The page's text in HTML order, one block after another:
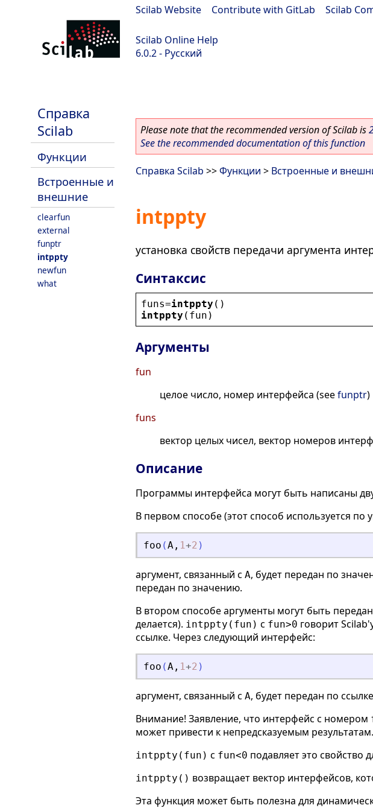
Scilab Website Contribute with GitLab Scilab
Scilab Online Help
6.0.2 - Русский
Справка
Scilab
Функции
Встроенные и
внешние
clearfun
external
funptr
intppty
newfun
what
Please note that the recommended version of Scilab is
See the recommended documentation of this function
Справка Scilab >>Функции > Встроенные и
intppty
установка свойств передачи аргумента
Синтаксис
funs=intppty ()
intppty ( fun )
Аргументы
fun
целое число, номер интерфейса (seefunptr)
funs
вектор целых чисел, вектор номеров
Описание
Программы интерфейса могут быть написаны
В первом способе (этот способ используется
foo (A , 1+2 )
аргумент, связанный с A, будет передан по
передан по значению.
В втором способе аргументы могут быть
делается). intppty(fun) с fun>0 говорит
ссылке. Через следующий интерфейс:
foo (A , 1+2 )
аргумент, связанный с A, будет передан по
Внимание! Заявление, что интерфейс с номером
может привести к непредсказуемым результатам.
intppty(fun) с fun<0 подавляет это свойство
intppty() возвращает вектор интерфейсов,
Эта функция может быть полезна для